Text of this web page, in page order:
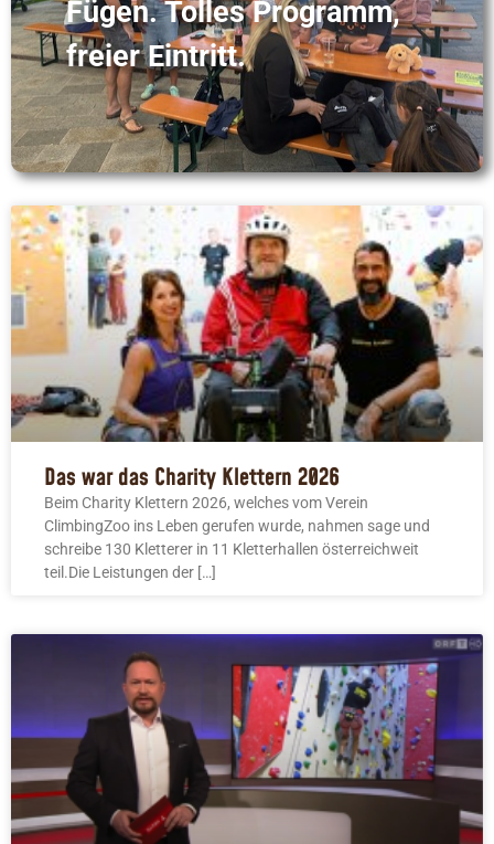
Fügen. Tolles Programm,
freier Eintritt.
Das war das Charity Klettern 2026
Beim Charity Klettern 2026, welches vom Verein
ClimbingZoo ins Leben gerufen wurde, nahmen sage und
schreibe 130 Kletterer in 11 Kletterhallen österreichweit
teil.Die Leistungen der […]